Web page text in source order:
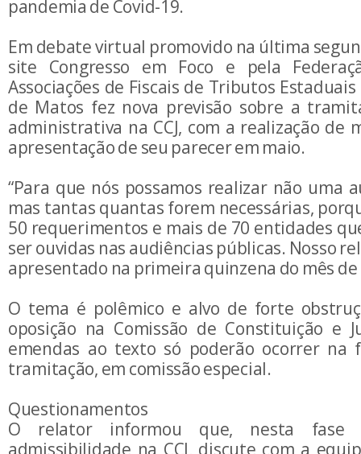
pandemia de Covid-19.
Em debate virtual promovido na última
site Congresso em Foco e pela
Associações de Fiscais de Tributos
de Matos fez nova previsão sobre a
administrativa na CCJ, com a realização de
apresentação de seu parecer em maio.
“Para que nós possamos realizar não uma
mas tantas quantas forem necessárias,
50 requerimentos e mais de 70 entidades
ser ouvidas nas audiências públicas. Nosso
apresentado na primeira quinzena do mês
O tema é polêmico e alvo de forte
oposição na Comissão de Constituição e
emendas ao texto só poderão ocorrer na
tramitação, em comissão especial.
Questionamentos
O relator informou que, nesta fase
admissibilidade na CCJ, discute com a